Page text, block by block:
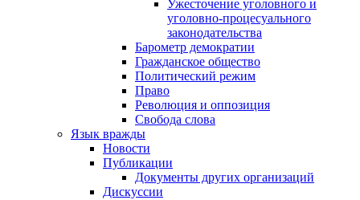
Ужесточение уголовного и
уголовно-процесуального
законодательства
Барометр демократии
Гражданское общество
Политический режим
Право
Революция и оппозиция
Свобода слова
Язык вражды
Новости
Публикации
Документы других организаций
Дискуссии